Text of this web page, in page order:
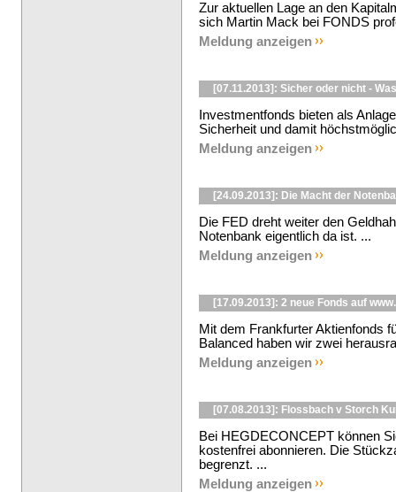
Zur aktuellen Lage an den
sich Martin Mack bei FONDS
Meldung anzeigen
[07.11.2013]: Sicher oder nicht -
Investmentfonds bieten als
Sicherheit und damit
Meldung anzeigen
[24.09.2013]: Die Macht der
Die FED dreht weiter den
Notenbank eigentlich da ist. ...
Meldung anzeigen
[17.09.2013]: 2 neue Fonds auf
Mit dem Frankfurter Aktienfonds
Balanced haben wir zwei
Meldung anzeigen
[07.08.2013]: Flossbach v Storch
Bei HEGDECONCEPT können
kostenfrei abonnieren. Die
begrenzt. ...
Meldung anzeigen